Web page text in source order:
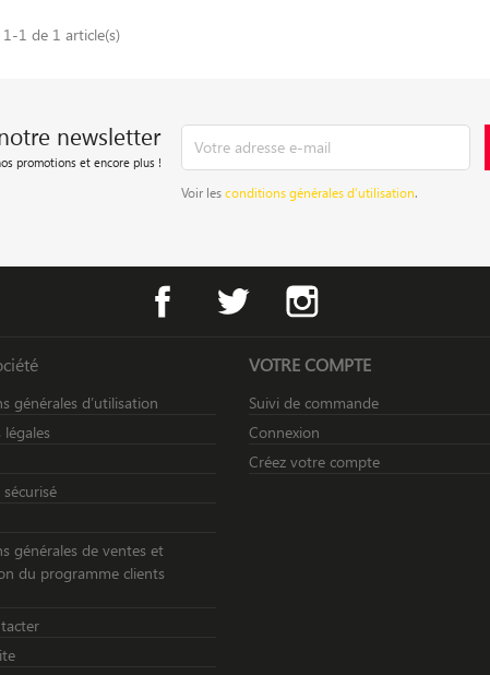
1 de 1 article(s)
newsletter
promotions et encore plus !
Voir lesconditions générales d’utilisation.
Facebook Twitter
générales d’utilisation
générales de ventes et
du programme clients
VOTRE COMPTE
Suivi de commande
Connexion
Créez votre compte